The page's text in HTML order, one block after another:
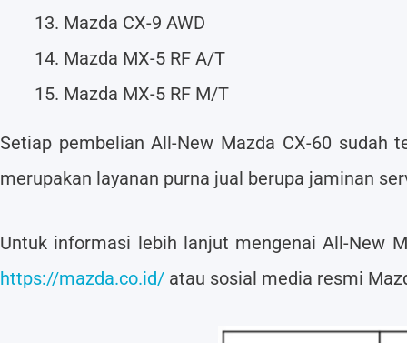
Mazda CX-9 AWD
Mazda MX-5 RF A/T
Mazda MX-5 RF M/T
Setiap pembelian All-New Mazda CX-60 sudah
merupakan layanan purna jual berupa jaminan
Untuk informasi lebih lanjut mengenai All-New
https://mazda.co.id/ atau sosial media resmi